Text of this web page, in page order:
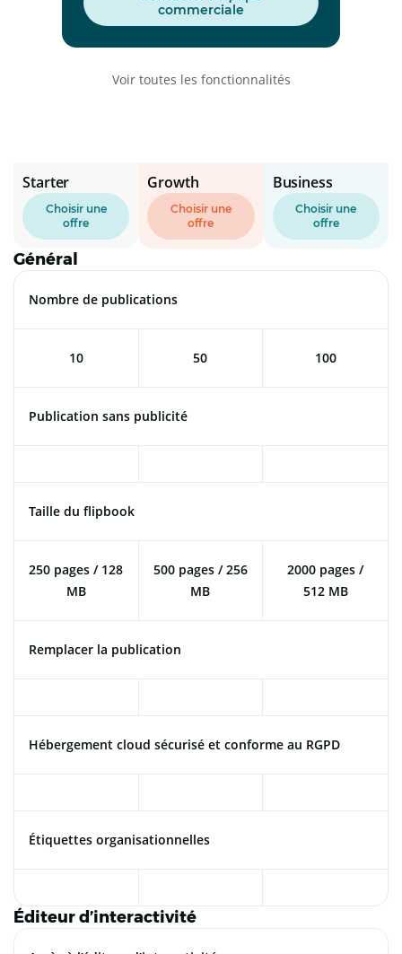
commerciale
Voir toutes les fonctionnalités
Starter
Choisir une
offre
Growth
Choisir une
offre
Business
Choisir une
offre
Général
Nombre de publications
10 50 100
Publication sans publicité
Taille du flipbook
250 pages / 128
MB
500 pages / 256
MB
2000 pages /
512 MB
Remplacer la publication
Hébergement cloud sécurisé et conforme au RGPD
Étiquettes organisationnelles
Éditeur d’interactivité